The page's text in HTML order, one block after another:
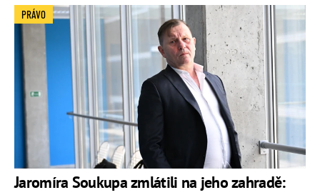
Jaromíra Soukupa zmlátili na jeho zahradě:
PRÁVO